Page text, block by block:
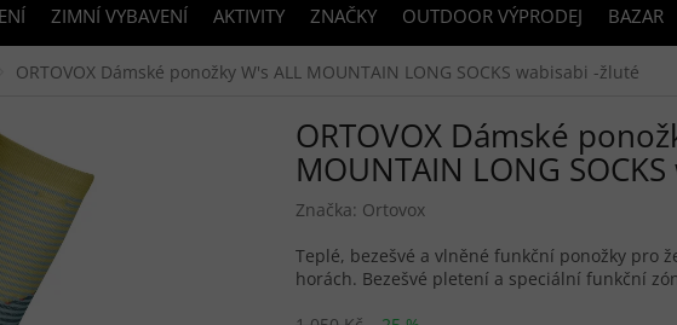
ZIMNÍ VYBAVENÍ AKTIVITY ZNAČKY OUTDOOR VÝPRODEJ BAZAR
ORTOVOX Dámské ponožky W's ALL MOUNTAIN LONG SOCKS wabisabi -žluté
ORTOVOX Dámské
MOUNTAIN LONG
Značka: Ortovox
Teplé, bezešvé a vlněné funkční ponožky pro
horách. Bezešvé pletení a speciální funkční